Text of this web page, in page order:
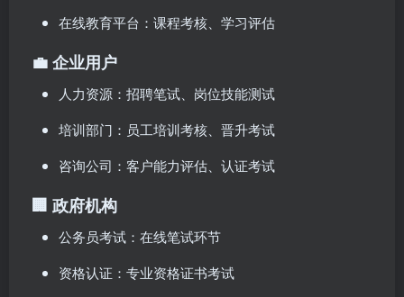
在线教育平台：课程考核、学习评估
💼 企业用户
人力资源：招聘笔试、岗位技能测试
培训部门：员工培训考核、晋升考试
咨询公司：客户能力评估、认证考试
🏢 政府机构
公务员考试：在线笔试环节
资格认证：专业资格证书考试